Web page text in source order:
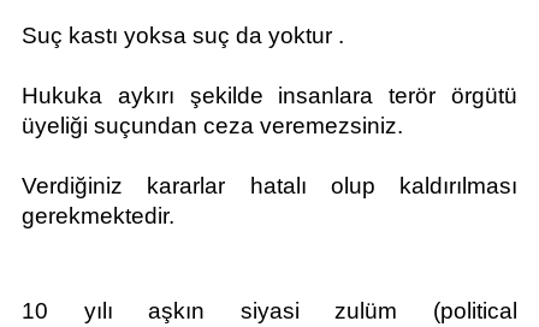
Suç kastı yoksa suç da yoktur .
Hukuka aykırı şekilde insanlara terör örgütü
üyeliği suçundan ceza veremezsiniz.
Verdiğiniz kararlar hatalı olup kaldırılması
gerekmektedir.
10 yılı aşkın siyasi zulüm (political